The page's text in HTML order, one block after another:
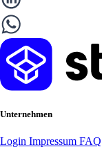
Unternehmen
Login Impressum FAQ